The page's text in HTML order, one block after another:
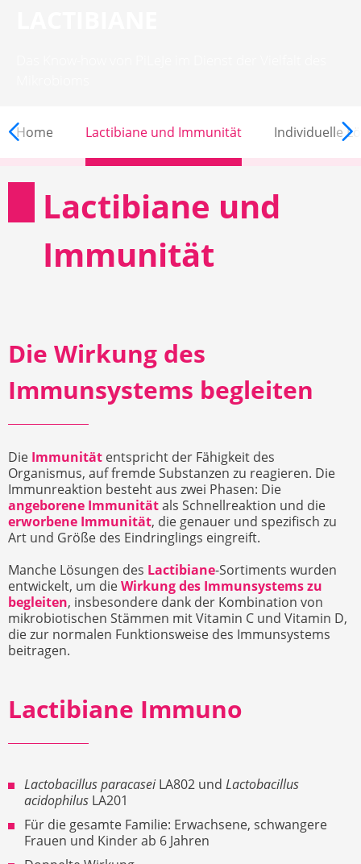
LACTIBIANE
Home Lactibiane und Immunität Individuelle
Lactibiane und
Immunität
Die Wirkung des
Immunsystems begleiten
Die Immunität entspricht der Fähigkeit des
Organismus, auf fremde Substanzen zu reagieren. Die
Immunreaktion besteht aus zwei Phasen: Die
angeborene Immunitätals Schnellreaktion und die
erworbene Immunität, die genauer und spezifisch zu
Art und Größe des Eindringlings eingreift.
Manche Lösungen des Lactibiane-Sortiments wurden
entwickelt, um dieWirkung des Immunsystems zu
begleiten, insbesondere dank der Kombination von
mikrobiotischen Stämmen mit Vitamin C und Vitamin D,
die zur normalen Funktionsweise des Immunsystems
beitragen.
Lactibiane Immuno
Lactobacillus paracaseiLA802 und Lactobacillus
acidophilus LA201
Für die gesamte Familie: Erwachsene, schwangere
Frauen und Kinder ab 6 Jahren